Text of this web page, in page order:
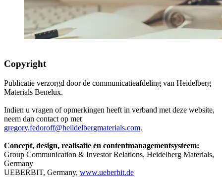
Copyright
Publicatie verzorgd door de communicatieafdeling van Heidelberg
Materials Benelux.
Indien u vragen of opmerkingen heeft in verband met deze website,
neem dan contact op met
gregory.fedoroff@heildelbergmaterials.com.
Concept, design, realisatie en contentmanagementsysteem:
Group Communication & Investor Relations, Heidelberg Materials,
Germany
UEBERBIT, Germany, www.ueberbit.de